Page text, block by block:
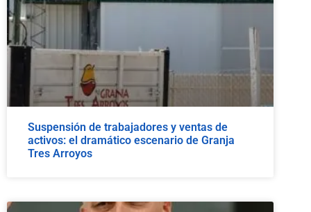
Suspensión de trabajadores y ventas de
activos: el dramático escenario de Granja
Tres Arroyos